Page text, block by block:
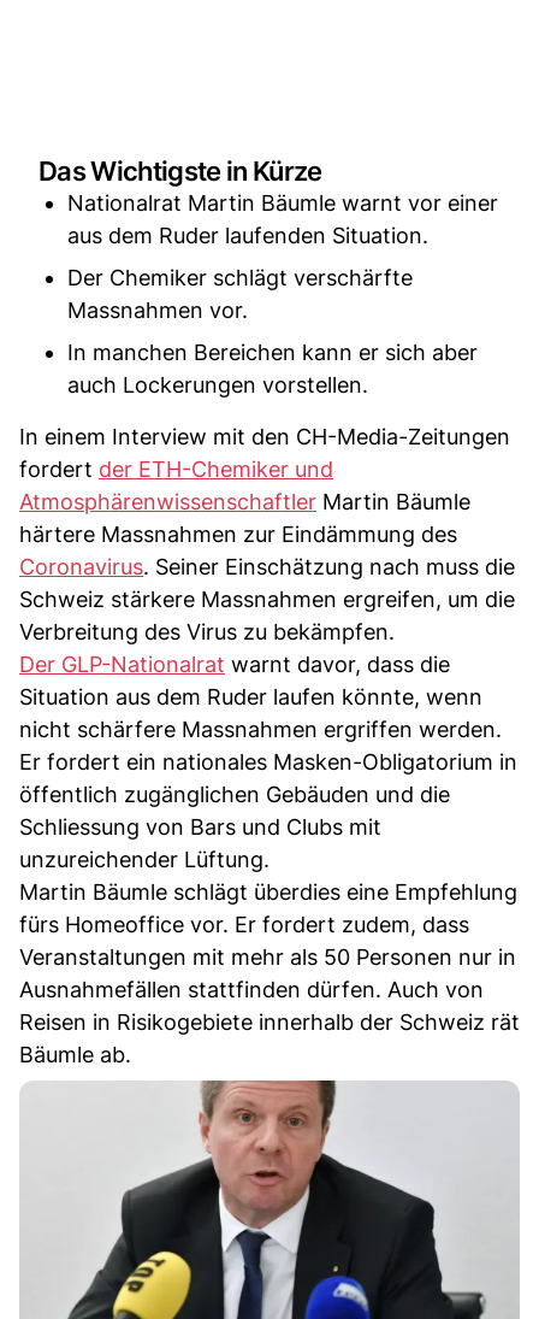
Das Wichtigste in Kürze
Nationalrat Martin Bäumle warnt vor einer
aus dem Ruder laufenden Situation.
Der Chemiker schlägt verschärfte
Massnahmen vor.
In manchen Bereichen kann er sich aber
auch Lockerungen vorstellen.
In einem Interview mit den CH-Media-Zeitungen
fordert der ETH-Chemiker und
Atmosphärenwissenschaftler Martin Bäumle
härtere Massnahmen zur Eindämmung des
Coronavirus. Seiner Einschätzung nach muss die
Schweiz stärkere Massnahmen ergreifen, um die
Verbreitung des Virus zu bekämpfen.
Der GLP-Nationalrat warnt davor, dass die
Situation aus dem Ruder laufen könnte, wenn
nicht schärfere Massnahmen ergriffen werden.
Er fordert ein nationales Masken-Obligatorium in
öffentlich zugänglichen Gebäuden und die
Schliessung von Bars und Clubs mit
unzureichender Lüftung.
Martin Bäumle schlägt überdies eine Empfehlung
fürs Homeoffice vor. Er fordert zudem, dass
Veranstaltungen mit mehr als 50 Personen nur in
Ausnahmefällen stattfinden dürfen. Auch von
Reisen in Risikogebiete innerhalb der Schweiz rät
Bäumle ab.